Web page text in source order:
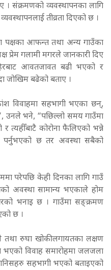
। संक्रमणको व्यवस्थापनका लागि
तीव्रता दिएको छ ।
पक्षका आफन्त तथा अन्य गाउँका
प्रेम गलामी मगरले जानकारी दिए
आवतजावत बढी भएको र
जोखिम बढेको बताए ।
विवाहमा सहभागी भएका छन्,
उनले भने, “पछिल्लो समय गाउँमा
त्यहीँबाटै कोरोना फैलिएको भन्ने
पर्नुभएको छ तर अवस्था सबैको
परेपछि केही दिनका लागि गाउँ
अवस्था सामान्य भएकाले होम
भनाइ छ । गाउँमा सङ्क्रमण
छ ।
रुघा खोकीलगायतका लक्षण
भएको विवाह समारोहमा जलजला
सहभागी भएको बताइएको